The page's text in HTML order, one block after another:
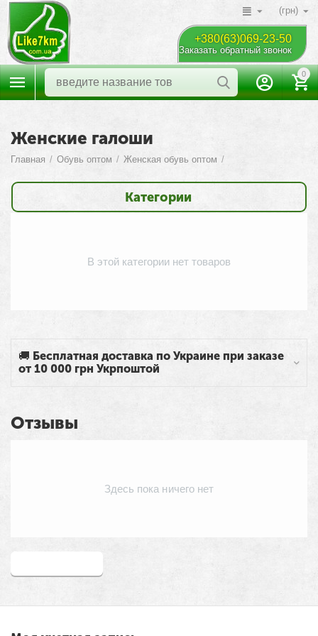
(грн)
+380(63)069-23-50
Заказать обратный звонок
0
Женские галоши
Главная / Обувь оптом / Женская обувь оптом /
Категории
🚚 Бесплатная доставка по Украине при заказе
от 10 000 грн Укрпоштой
В этой категории нет товаров
Отзывы
Здесь пока ничего нет